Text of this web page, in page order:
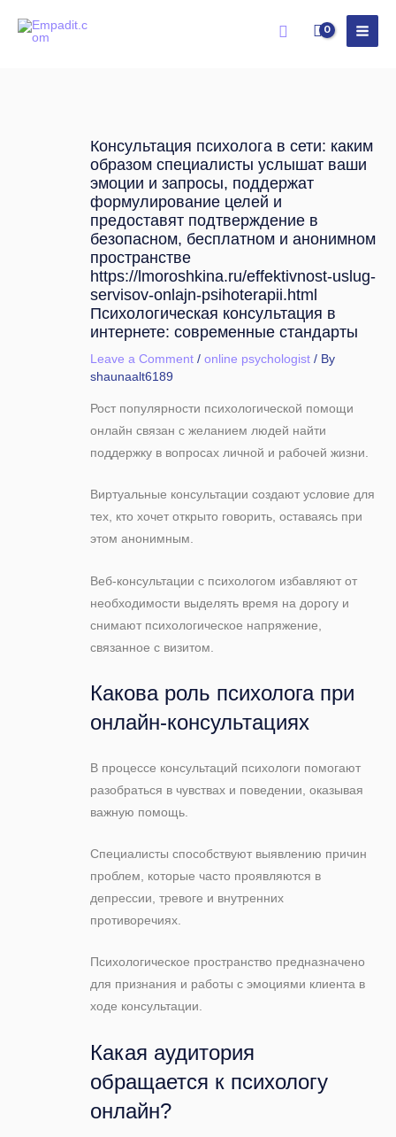
Search
Консультация психолога в сети: каким
образом специалисты услышат ваши
эмоции и запросы, поддержат
формулирование целей и
предоставят подтверждение в
безопасном, бесплатном и анонимном
пространстве
https://lmoroshkina.ru/effektivnost-uslug-
servisov-onlajn-psihoterapii.html
Психологическая консультация в
интернете: современные стандарты
Leave a Comment / online psychologist/ By
shaunaalt6189
Рост популярности психологической помощи
онлайн связан с желанием людей найти
поддержку в вопросах личной и рабочей жизни.
Виртуальные консультации создают условие для
тех, кто хочет открыто говорить, оставаясь при
этом анонимным.
Веб-консультации с психологом избавляют от
необходимости выделять время на дорогу и
снимают психологическое напряжение,
связанное с визитом.
Какова роль психолога при
онлайн-консультациях
В процессе консультаций психологи помогают
разобраться в чувствах и поведении, оказывая
важную помощь.
Специалисты способствуют выявлению причин
проблем, которые часто проявляются в
депрессии, тревоге и внутренних
противоречиях.
Психологическое пространство предназначено
для признания и работы с эмоциями клиента в
ходе консультации.
Какая аудитория
обращается к психологу
онлайн?